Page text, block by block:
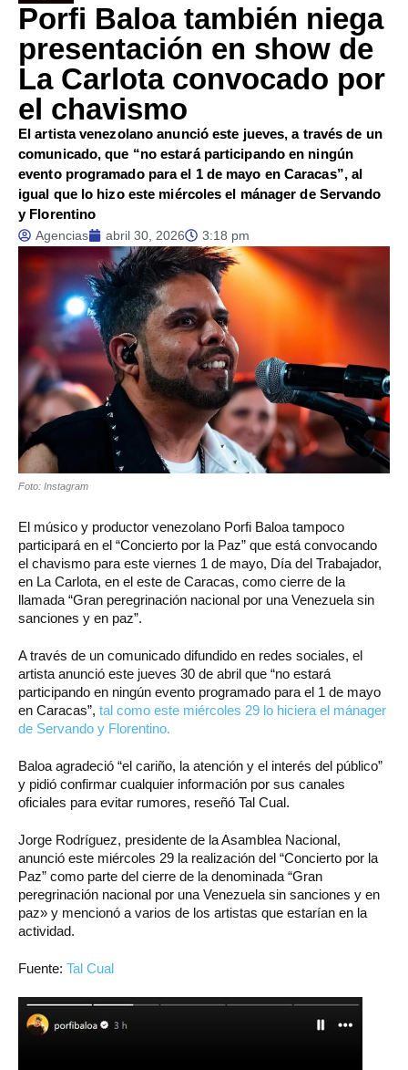
Porfi Baloa también niega
presentación en show de
La Carlota convocado por
el chavismo
El artista venezolano anunció este jueves, a través de un
comunicado, que “no estará participando en ningún
evento programado para el 1 de mayo en Caracas”, al
igual que lo hizo este miércoles el mánager de Servando
y Florentino
Agencias abril 30, 2026 3:18 pm
Foto: Instagram
El músico y productor venezolano Porfi Baloa tampoco
participará en el “Concierto por la Paz” que está convocando
el chavismo para este viernes 1 de mayo, Día del Trabajador,
en La Carlota, en el este de Caracas, como cierre de la
llamada “Gran peregrinación nacional por una Venezuela sin
sanciones y en paz”.
A través de un comunicado difundido en redes sociales, el
artista anunció este jueves 30 de abril que “no estará
participando en ningún evento programado para el 1 de mayo
en Caracas”, tal como este miércoles 29 lo hiciera el mánager
de Servando y Florentino.
Baloa agradeció “el cariño, la atención y el interés del público”
y pidió confirmar cualquier información por sus canales
oficiales para evitar rumores, reseñó Tal Cual.
Jorge Rodríguez, presidente de la Asamblea Nacional,
anunció este miércoles 29 la realización del “Concierto por la
Paz” como parte del cierre de la denominada “Gran
peregrinación nacional por una Venezuela sin sanciones y en
paz» y mencionó a varios de los artistas que estarían en la
actividad.
Fuente: Tal Cual